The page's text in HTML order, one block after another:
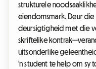
strukturele
eiendomsmark. Deur
deursigtigheid met die
skriftelike
uitsonderlike
'n student te help om sy